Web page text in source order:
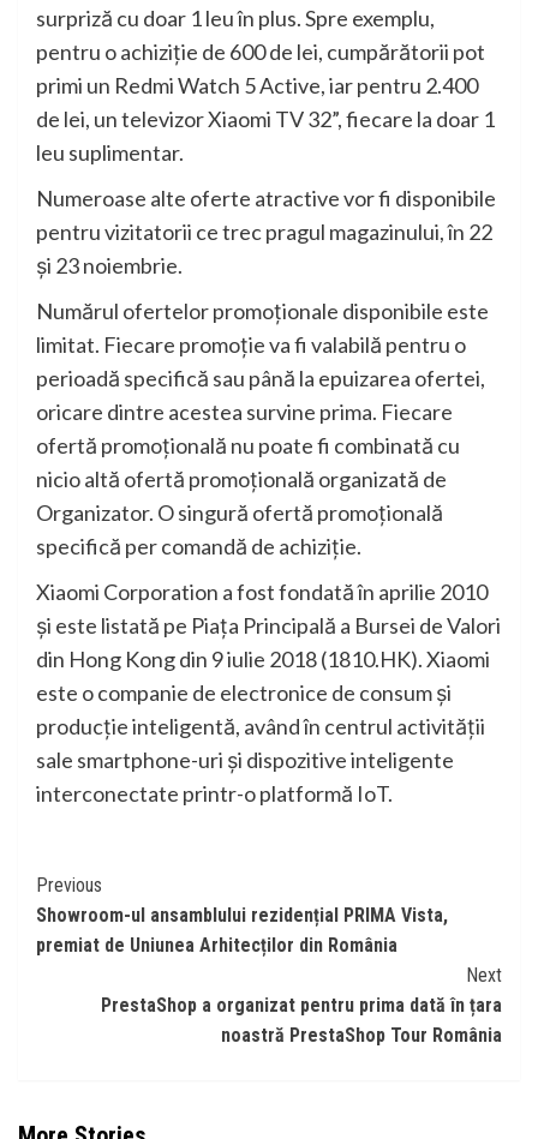
surpriză cu doar 1 leu în plus. Spre exemplu,
pentru o achiziție de 600 de lei, cumpărătorii pot
primi un Redmi Watch 5 Active, iar pentru 2.400
de lei, un televizor Xiaomi TV 32”, fiecare la doar 1
leu suplimentar.
Numeroase alte oferte atractive vor fi disponibile
pentru vizitatorii ce trec pragul magazinului, în 22
și 23 noiembrie.
Numărul ofertelor promoționale disponibile este
limitat. Fiecare promoție va fi valabilă pentru o
perioadă specifică sau până la epuizarea ofertei,
oricare dintre acestea survine prima. Fiecare
ofertă promoțională nu poate fi combinată cu
nicio altă ofertă promoțională organizată de
Organizator. O singură ofertă promoțională
specifică per comandă de achiziție.
Xiaomi Corporation a fost fondată în aprilie 2010
și este listată pe Piața Principală a Bursei de Valori
din Hong Kong din 9 iulie 2018 (1810.HK). Xiaomi
este o companie de electronice de consum și
producție inteligentă, având în centrul activității
sale smartphone-uri și dispozitive inteligente
interconectate printr-o platformă IoT.
Continue
Reading
Previous
Showroom-ul ansamblului rezidențial PRIMA Vista,
premiat de Uniunea Arhitecților din România
Next
PrestaShop a organizat pentru prima dată în țara
noastră PrestaShop Tour România